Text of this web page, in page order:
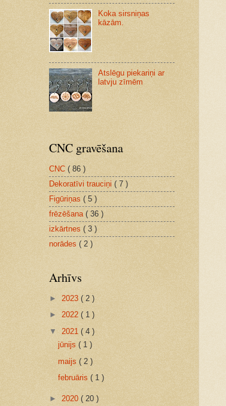
Koka sirsniņas
kāzām.
Atslēgu piekariņi ar
latvju zīmēm
CNC gravēšana
CNC ( 86 )
Dekoratīvi trauciņi ( 7 )
Figūriņas ( 5 )
frēzēšana ( 36 )
izkārtnes ( 3 )
norādes ( 2 )
Arhīvs
► 2023 ( 2 )
► 2022 ( 1 )
▼ 2021 ( 4 )
jūnijs( 1 )
maijs( 2 )
februāris( 1 )
► 2020 ( 20 )